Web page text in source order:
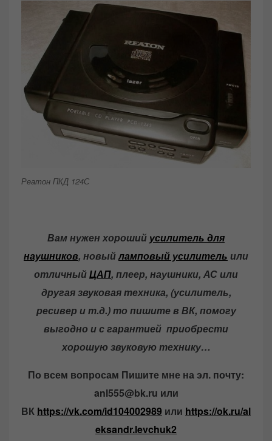
Реатон ПКД 124С
Вам нужен хороший усилитель для
наушников, новыйламповый усилитель или
отличныйЦАП, плеер, наушники, АС или
другая звуковая техника, (усилитель,
ресивер и т.д.) то пишите в ВК, помогу
выгодно и с гарантией приобрести
хорошую звуковую технику…
По всем вопросам Пишите мне на эл. почту:
anl555@bk.ru или
ВК https://vk.com/id104002989 или https://ok.ru/al
eksandr.levchuk2